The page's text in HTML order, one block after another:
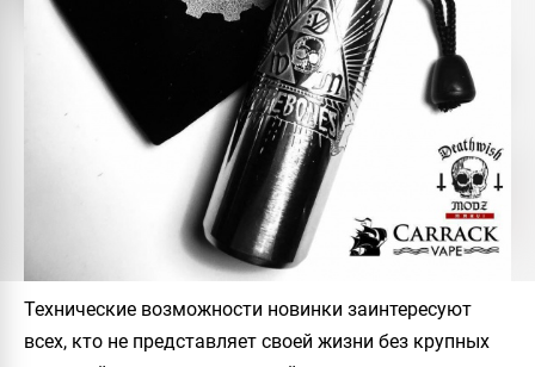
Технические возможности новинки заинтересуют
всех, кто не представляет своей жизни без крупных